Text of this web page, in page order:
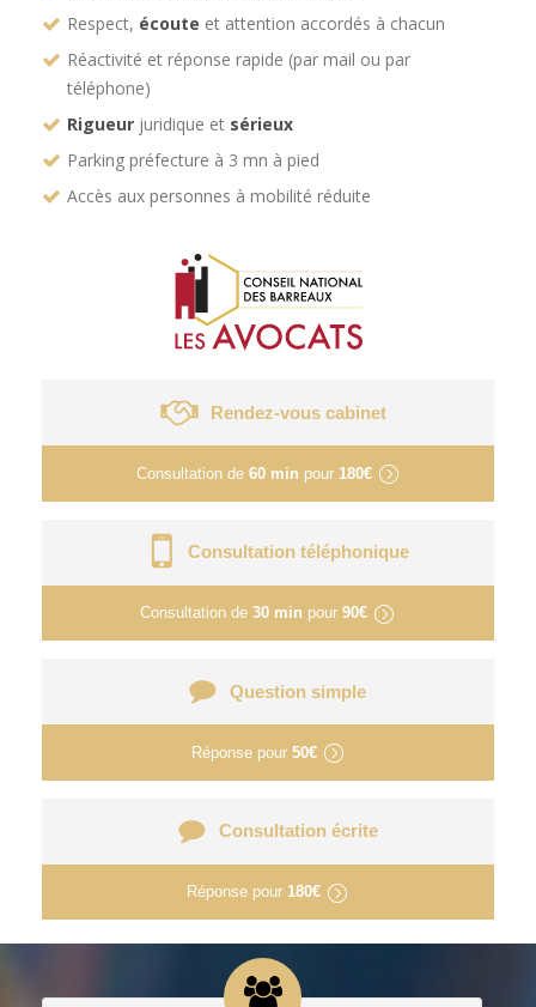
Respect, écoute et attention accordés à chacun
Réactivité et réponse rapide (par mail ou par
téléphone)
Rigueur juridique et sérieux
Parking préfecture à 3 mn à pied
Accès aux personnes à mobilité réduite
Rendez-vous cabinet
Consultation de 60 min pour 180€
Consultation téléphonique
Consultation de 30 min pour 90€
Question simple
Réponse pour 50€
Consultation écrite
Réponse pour 180€